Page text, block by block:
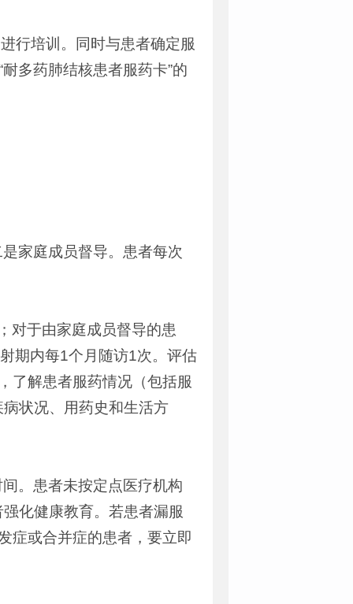
行培训。同时与患者确定服
多药肺结核患者服药卡”的
家庭成员督导。患者每次
对于由家庭成员督导的患
期内每1个月随访1次。评估
了解患者服药情况（包括服
状况、用药史和生活方
。患者未按定点医疗机构
化健康教育。若患者漏服
症或合并症的患者，要立即